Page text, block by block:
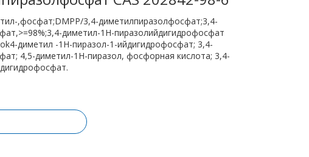
,фосфат;DMPP/3,4-диметилпиразолфосфат;3,4-
диметил-1H-пиразолийдигидрофосфат
диметил -1H-пиразол-1-ийдигидрофосфат; 3,4-
4,5-диметил-1H-пиразол, фосфорная кислота; 3,4-